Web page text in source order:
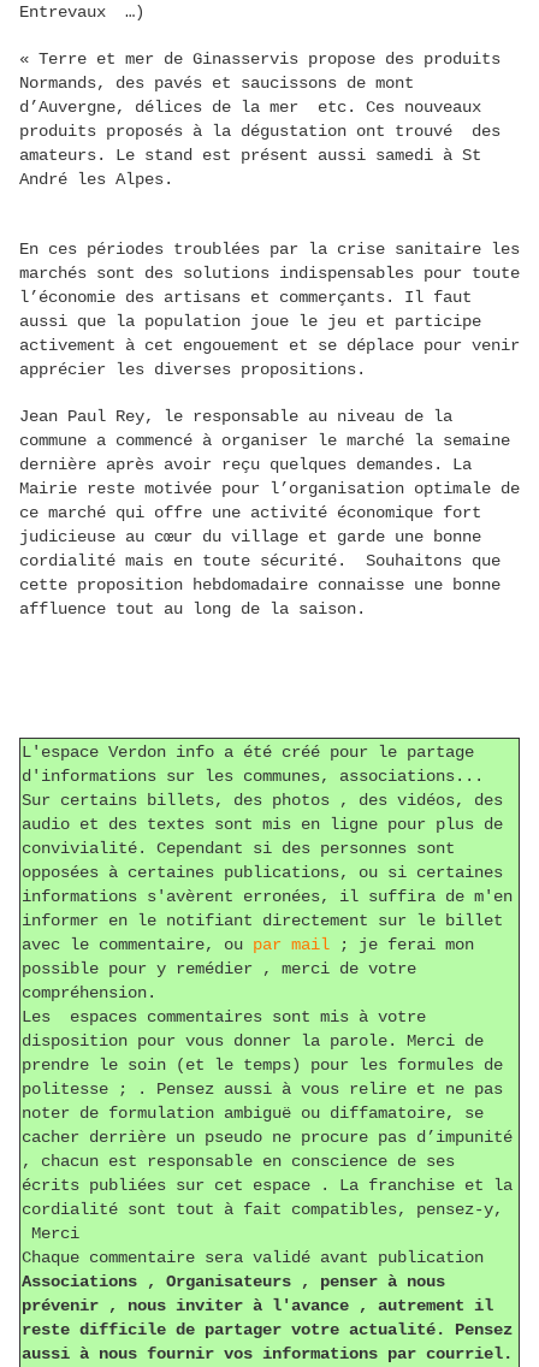
Entrevaux …)
« Terre et mer de Ginasservis propose des produits
Normands, des pavés et saucissons de mont
d’Auvergne, délices de la mer etc. Ces nouveaux
produits proposés à la dégustation ont trouvé des
amateurs. Le stand est présent aussi samedi à St
André les Alpes.
En ces périodes troublées par la crise sanitaire les
marchés sont des solutions indispensables pour toute
l’économie des artisans et commerçants. Il faut
aussi que la population joue le jeu et participe
activement à cet engouement et se déplace pour venir
apprécier les diverses propositions.
Jean Paul Rey, le responsable au niveau de la
commune a commencé à organiser le marché la semaine
dernière après avoir reçu quelques demandes. La
Mairie reste motivée pour l’organisation optimale de
ce marché qui offre une activité économique fort
judicieuse au cœur du village et garde une bonne
cordialité mais en toute sécurité. Souhaitons que
cette proposition hebdomadaire connaisse une bonne
affluence tout au long de la saison.
L'espace Verdon info a été créé pour le partage
d'informations sur les communes, associations...
Sur certains billets, des photos , des vidéos, des
audio et des textes sont mis en ligne pour plus de
convivialité. Cependant si des personnes sont
opposées à certaines publications, ou si certaines
informations s'avèrent erronées, il suffira de m'en
informer en le notifiant directement sur le billet
avec le commentaire, ou par mail ; je ferai mon
possible pour y remédier , merci de votre
compréhension.
Les espaces commentaires sont mis à votre
disposition pour vous donner la parole. Merci de
prendre le soin (et le temps) pour les formules de
politesse ; . Pensez aussi à vous relire et ne pas
noter de formulation ambiguë ou diffamatoire, se
cacher derrière un pseudo ne procure pas d’impunité
, chacun est responsable en conscience de ses
écrits publiées sur cet espace . La franchise et la
cordialité sont tout à fait compatibles, pensez-y,
Merci
Chaque commentaire sera validé avant publication
Associations , Organisateurs , penser à nous
prévenir , nous inviter à l'avance , autrement il
reste difficile de partager votre actualité. Pensez
aussi à nous fournir vos informations par courriel.